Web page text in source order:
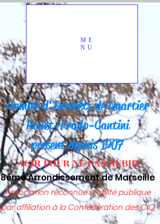
ME
NU
Comité d'Intérêts de Quartier
Rouet-Prado-Cantini
présent depuis 1907
"AGIR POUR NE PAS SUBIR"
8éme Arrondissement de Marseille
Association reconnue d’utilité publique
par affiliation àla Confédération des CIQ